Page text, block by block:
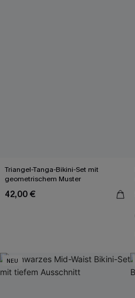
Triangel-Tanga-Bikini-Set mit
geometrischem Muster
42,00 €
NEU